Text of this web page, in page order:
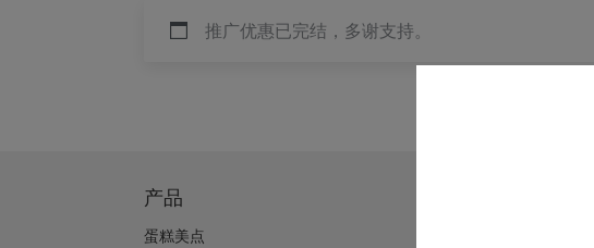
推广优惠已完结，多谢支持。
产品
蛋糕美点